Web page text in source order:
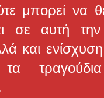
μπορεί να
σε αυτή
και
τα